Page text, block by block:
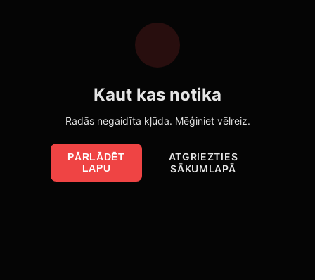
Kaut kas notika
Radās negaidīta kļūda. Mēģiniet vēlreiz.
PĀRLĀDĒT
LAPU
ATGRIEZTIES
SĀKUMLAPĀ